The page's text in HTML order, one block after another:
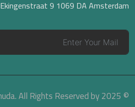
Ekingenstraat 9 1069 DA Amsterdam
© 2025 darelhuda. All Rights Reserved by